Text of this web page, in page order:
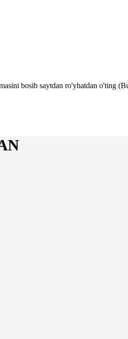
bosib saytdan ro'yhatdan o'ting